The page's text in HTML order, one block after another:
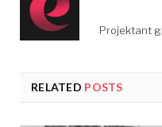
Projektant
RELATED POSTS